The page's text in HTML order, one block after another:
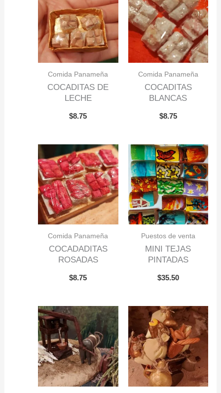
Comida Panameña
COCADITAS DE
LECHE
$8.75
Comida Panameña
COCADITAS
BLANCAS
$8.75
Comida Panameña
COCADADITAS
ROSADAS
$8.75
Puestos de venta
MINI TEJAS
PINTADAS
$35.50